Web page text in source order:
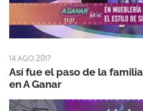
14 AGO 2017
Así fue el paso de la
en A Ganar